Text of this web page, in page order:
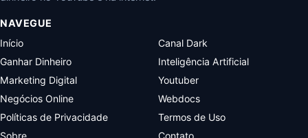
NAVEGUE
Início
Canal Dark
Ganhar Dinheiro
Inteligência Artificial
Marketing Digital
Youtuber
Negócios Online
Webdocs
Políticas de Privacidade
Termos de Uso
Sobre
Contato